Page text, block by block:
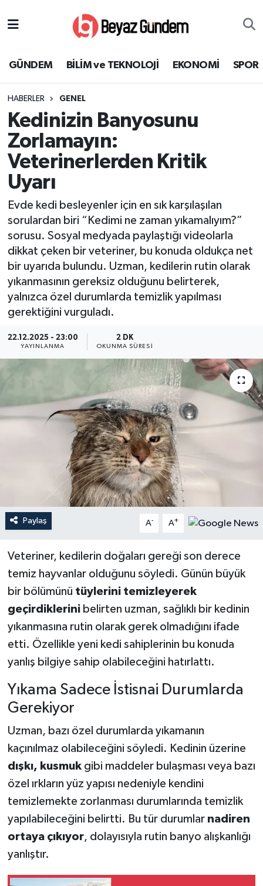
GÜNDEM BİLİM ve TEKNOLOJİ EKONOMİ SPOR
HABERLER GENEL
Kedinizin Banyosunu
Zorlamayın:
Veterinerlerden Kritik
Uyarı
Evde kedi besleyenler için en sık karşılaşılan
sorulardan biri “Kedimi ne zaman yıkamalıyım?”
sorusu. Sosyal medyada paylaştığı videolarla
dikkat çeken bir veteriner, bu konuda oldukça net
bir uyarıda bulundu. Uzman, kedilerin rutin olarak
yıkanmasının gereksiz olduğunu belirterek,
yalnızca özel durumlarda temizlik yapılması
gerektiğini vurguladı.
22.12.2025 - 23:00
YAYINLANMA
2 DK
OKUNMA SÜRESI
Paylaş A- A+
Veteriner, kedilerin doğaları gereği son derece
temiz hayvanlar olduğunu söyledi. Günün büyük
bir bölümünü tüylerini temizleyerek
geçirdiklerinibelirten uzman, sağlıklı bir kedinin
yıkanmasına rutin olarak gerek olmadığını ifade
etti. Özellikle yeni kedi sahiplerinin bu konuda
yanlış bilgiye sahip olabileceğini hatırlattı.
Yıkama Sadece İstisnai Durumlarda
Gerekiyor
Uzman, bazı özel durumlarda yıkamanın
kaçınılmaz olabileceğini söyledi. Kedinin üzerine
dışkı, kusmukgibi maddeler bulaşması veya bazı
özel ırkların yüz yapısı nedeniyle kendini
temizlemekte zorlanması durumlarında temizlik
yapılabileceğini belirtti. Bu tür durumlar nadiren
ortaya çıkıyor, dolayısıyla rutin banyo alışkanlığı
yanlıştır.
EKONOMİ
SPOR
SAĞLIK
KÜLTÜR SANAT
MAGAZİN
YEREL
Süper Lig Puan Durumu ve Fikstür
Tüm Manşetler
Son Dakika Haberleri